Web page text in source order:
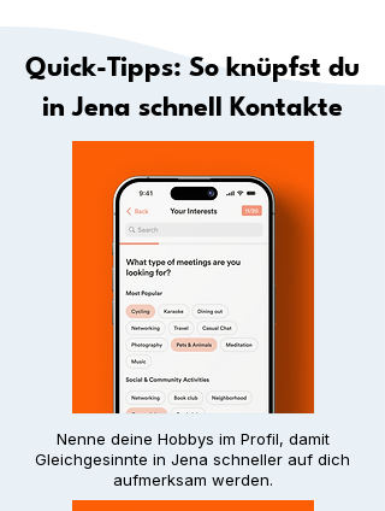
Quick-Tipps: So knüpfst du
in Jena schnell Kontakte
Nenne deine Hobbys im Profil, damit
Gleichgesinnte in Jena schneller auf dich
aufmerksam werden.